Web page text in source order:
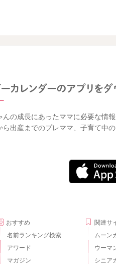
んの成長にあったママに必要な情報
ら出産までのプレママ、子育て中
おすすめ
名前ランキング検索
アワード
マガジン
関連サ
ムーン
ウーマ
シニア